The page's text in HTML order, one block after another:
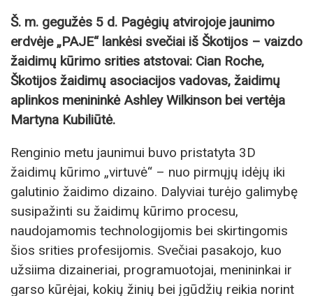
Š. m. gegužės 5 d. Pagėgių atvirojoje jaunimo
erdvėje „PAJE“ lankėsi svečiai iš Škotijos – vaizdo
žaidimų kūrimo srities atstovai: Cian Roche,
Škotijos žaidimų asociacijos vadovas, žaidimų
aplinkos menininkė Ashley Wilkinson bei vertėja
Martyna Kubiliūtė.
Renginio metu jaunimui buvo pristatyta 3D
žaidimų kūrimo „virtuvė“ – nuo pirmųjų idėjų iki
galutinio žaidimo dizaino. Dalyviai turėjo galimybę
susipažinti su žaidimų kūrimo procesu,
naudojamomis technologijomis bei skirtingomis
šios srities profesijomis. Svečiai pasakojo, kuo
užsiima dizaineriai, programuotojai, menininkai ir
garso kūrėjai, kokių žinių bei įgūdžių reikia norint